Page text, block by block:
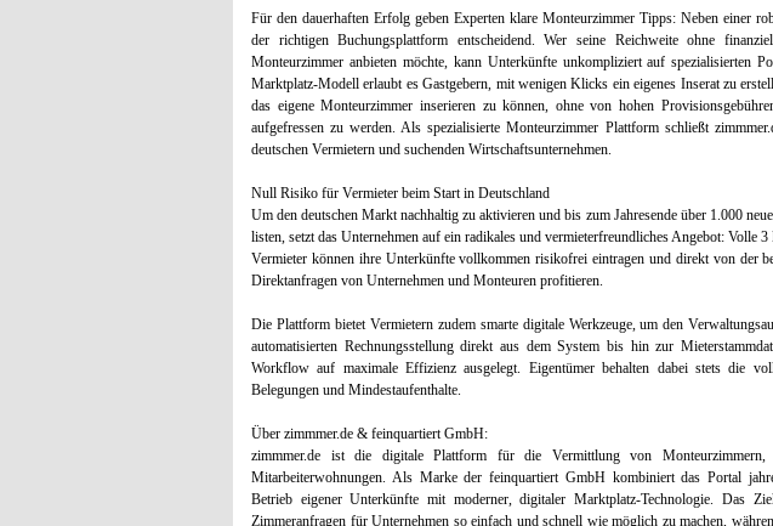
Für den dauerhaften Erfolg geben Experten klare Monteurzimmer Tipps: Neben einer
der richtigen Buchungsplattform entscheidend. Wer seine Reichweite ohne
Monteurzimmer anbieten möchte, kann Unterkünfte unkompliziert auf spezialisierten
Marktplatz-Modell erlaubt es Gastgebern, mit wenigen Klicks ein eigenes Inserat zu
das eigene Monteurzimmer inserieren zu können, ohne von hohen
aufgefressen zu werden. Als spezialisierte Monteurzimmer Plattform schließt
deutschen Vermietern und suchenden Wirtschaftsunternehmen.
Null Risiko für Vermieter beim Start in Deutschland
Um den deutschen Markt nachhaltig zu aktivieren und bis zum Jahresende über 1.000
listen, setzt das Unternehmen auf ein radikales und vermieterfreundliches Angebot: Volle 3
Vermieter können ihre Unterkünfte vollkommen risikofrei eintragen und direkt von der
Direktanfragen von Unternehmen und Monteuren profitieren.
Die Plattform bietet Vermietern zudem smarte digitale Werkzeuge, um den
automatisierten Rechnungsstellung direkt aus dem System bis hin zur
Workflow auf maximale Effizienz ausgelegt. Eigentümer behalten dabei stets die
Belegungen und Mindestaufenthalte.
Über zimmmer.de & feinquartiert GmbH:
zimmmer.de ist die digitale Plattform für die Vermittlung von Monteurzimmern,
Mitarbeiterwohnungen. Als Marke der feinquartiert GmbH kombiniert das Portal
Betrieb eigener Unterkünfte mit moderner, digitaler Marktplatz-Technologie. Das
Zimmeranfragen für Unternehmen so einfach und schnell wie möglich zu machen,